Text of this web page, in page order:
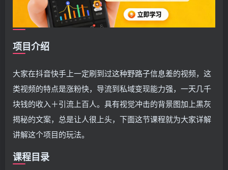
项目介绍
大家在抖音快手上一定刷到过这种野路子信息差的视频，这
类视频的特点是涨粉快，导流到私域变现能力强，一天几千
块钱的收入＋引流上百人。具有视觉冲击的背景图加上黑灰
揭秘的文案，总是让人很上头，下面这节课程就为大家详解
讲解这个项目的玩法。
课程目录